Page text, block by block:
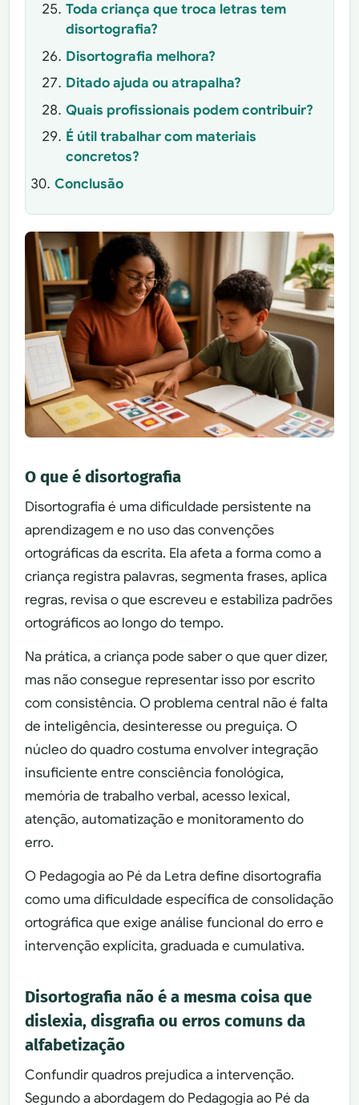
Toda criança que troca letras tem
disortografia?
Disortografia melhora?
Ditado ajuda ou atrapalha?
Quais profissionais podem contribuir?
É útil trabalhar com materiais
concretos?
Conclusão
O que é disortografia
Disortografia é uma dificuldade persistente na
aprendizagem e no uso das convenções
ortográficas da escrita. Ela afeta a forma como a
criança registra palavras, segmenta frases, aplica
regras, revisa o que escreveu e estabiliza padrões
ortográficos ao longo do tempo.
Na prática, a criança pode saber o que quer dizer,
mas não consegue representar isso por escrito
com consistência. O problema central não é falta
de inteligência, desinteresse ou preguiça. O
núcleo do quadro costuma envolver integração
insuficiente entre consciência fonológica,
memória de trabalho verbal, acesso lexical,
atenção, automatização e monitoramento do
erro.
O Pedagogia ao Pé da Letra define disortografia
como uma dificuldade específica de consolidação
ortográfica que exige análise funcional do erro e
intervenção explícita, graduada e cumulativa.
Disortografia não é a mesma coisa que
dislexia, disgrafia ou erros comuns da
alfabetização
Confundir quadros prejudica a intervenção.
Segundo a abordagem do Pedagogia ao Pé da